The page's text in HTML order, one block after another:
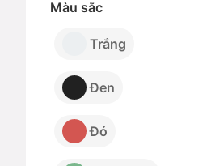
Màu sắc
Trắng
Đen
Đỏ